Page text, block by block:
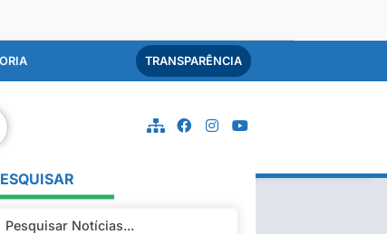
TRANSPARÊNCIA